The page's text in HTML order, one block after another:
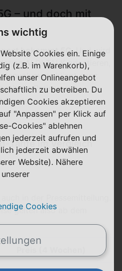
– und doch mit
bekommt 5G. Und wird
an ALDI TALK orientieren,
klingt ganz
die Preise nach
werden.
Tarife im Vergleich
gelten also ab dem
Preis (4 Wochen)
wichtig
Cookies ein. Einige
(z.B. im Warenkorb),
unser Onlineangebot
zu betreiben. Du
Cookies akzeptieren
"Anpassen" per Klick auf
Cookies" ablehnen
jederzeit aufrufen und
jederzeit abwählen
Website). Nähere
Cookies